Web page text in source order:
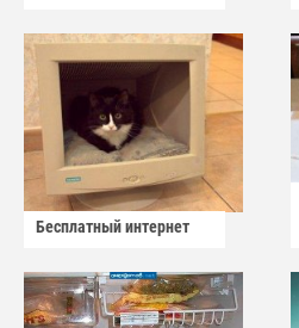
Бесплатный интернет